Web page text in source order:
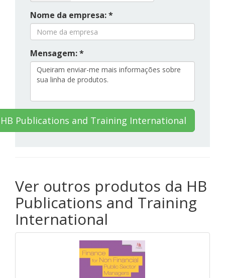
Nome da empresa: *
Mensagem: *
Publications and Training International
Ver outros produtos da HB
Publications and Training
International